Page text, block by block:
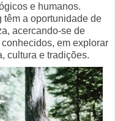
e humanos.
têm a oportunidade de
acercando-se de
em explorar
cultura e tradições.